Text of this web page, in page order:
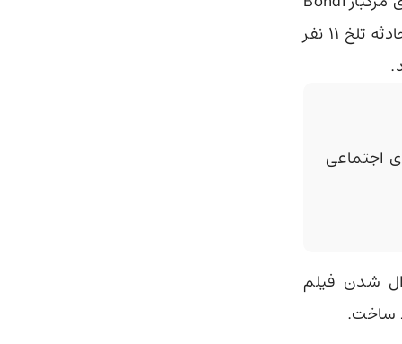
Beach استرالیا را کاملا نادرست روایت کرد. ماجرا از این قرار بود که در این حادثه تلخ 11 نفر
اجتماعی
شدن فیلم
ساخت.